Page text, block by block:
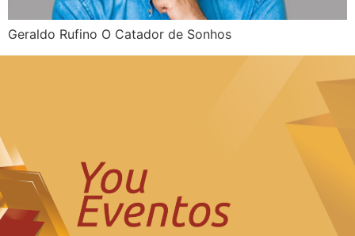
Geraldo Rufino O Catador de Sonhos